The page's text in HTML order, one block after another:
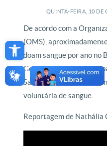
Open toolbar
QUINTA-FEIRA, 10 DE
De acordo com a
(OMS),
doam sangue por ano
Geociências da USP, em
Sangue, promove mais
voluntária de sangue.
Reportagem de Nathália